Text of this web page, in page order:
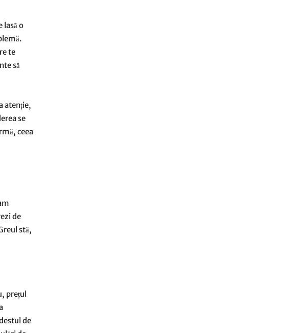
lasă o
te
să
atenție,
se
ceea
de
stă,
prețul
de